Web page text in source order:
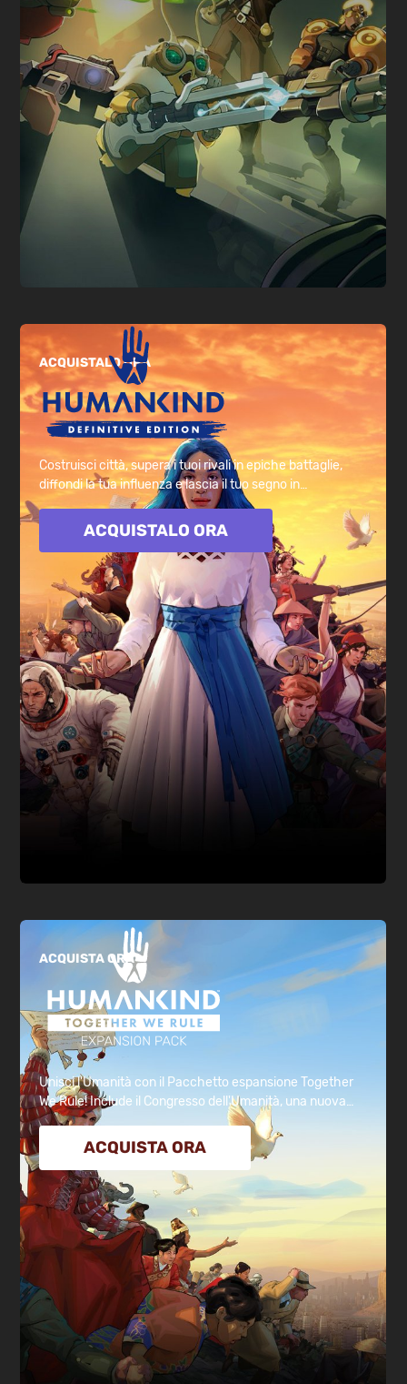
ACQUISTALO ORA
Costruisci città, supera i tuoi rivali in epiche battaglie,
diffondi la tua influenza e lascia il tuo segno in
HUMANKIND™, ora con tutti i DLC inclusi!
ACQUISTALO ORA
ACQUISTA ORA
Unisci l'Umanità con il Pacchetto espansione Together
We Rule! Include il Congresso dell'Umanità, una nuova
valuta (Ascendente), un nuovo quartiere Ambasciata che
sblocca nuovi tipi di interazione con gli altri imperi, tre
nuove unità, 6 nuove Culture con una nuova Affinità
diplomatica, e tanto altro!
ACQUISTA ORA